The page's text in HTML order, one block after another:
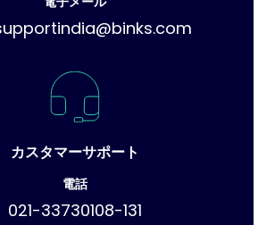
カスタマーサポート
電話
021-33730108-131